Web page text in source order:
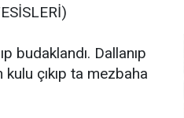
budaklandı. Dallanıp
çıkıp ta mezbaha